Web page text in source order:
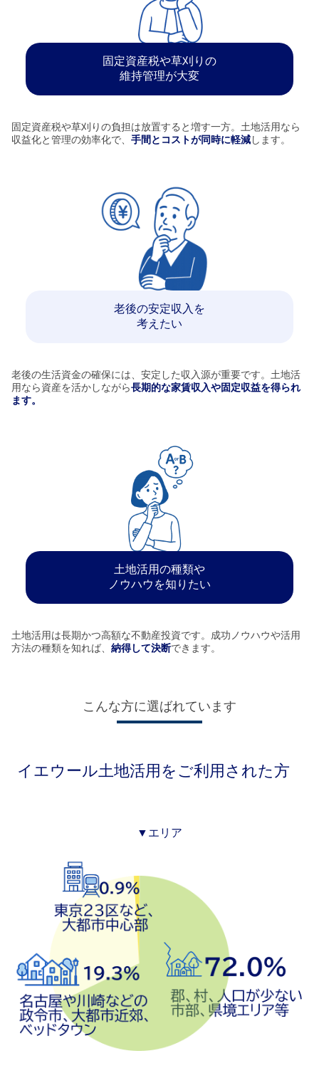
固定資産税や草刈りの
維持管理が大変
固定資産税や草刈りの負担は放置すると増す一方。土地活用なら
収益化と管理の効率化で、 手間とコストが同時に軽減します。
老後の安定収入を
考えたい
老後の生活資金の確保には、安定した収入源が重要です。土地活
用なら資産を活かしながら長期的な家賃収入や固定収益を得られ
ます。
土地活用の種類や
ノウハウを知りたい
土地活用は長期かつ高額な不動産投資です。成功ノウハウや活用
方法の種類を知れば、 納得して決断できます。
こんな方に選ばれています
イエウール土地活用をご利用された方
▼エリア